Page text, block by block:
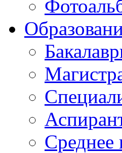
Среднее